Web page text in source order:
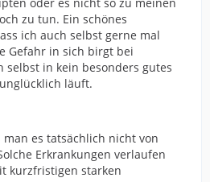
zu tun. Ein schönes
ich auch selbst gerne mal
Gefahr in sich birgt bei
selbst in kein besonders gutes
läuft.
man es tatsächlich nicht von
Erkrankungen verlaufen
kurzfristigen starken